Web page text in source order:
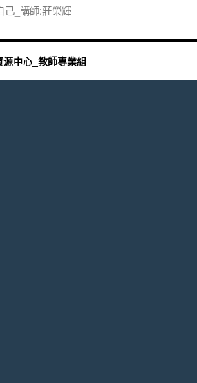
_講師:莊榮輝
中心_教師專業組